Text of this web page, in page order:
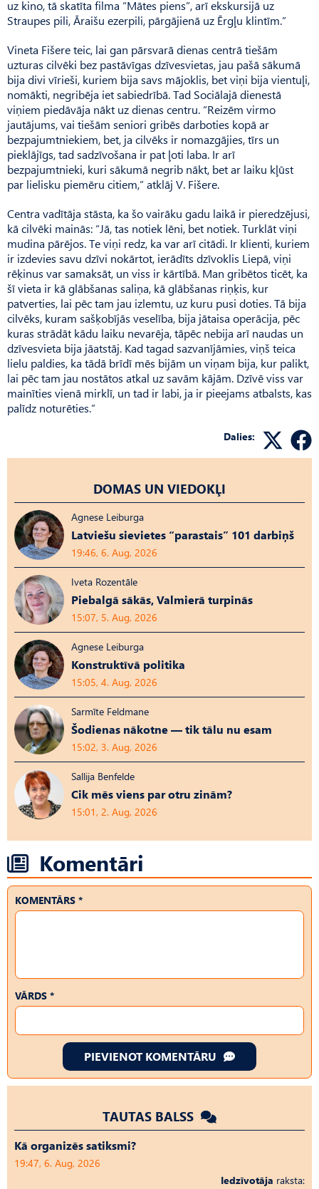
uz kino, tā skatīta filma “Mātes piens”, arī ekskursijā uz
Straupes pili, Āraišu ezerpili, pārgājienā uz Ērgļu klintīm.”
Vineta Fišere teic, lai gan pārsvarā dienas centrā tiešām
uzturas cilvēki bez pastāvīgas dzīvesvietas, jau pašā sākumā
bija divi vīrieši, kuriem bija savs mājoklis, bet viņi bija vientuļi,
nomākti, negribēja iet sabiedrībā. Tad Sociālajā dienestā
viņiem piedāvāja nākt uz dienas centru. “Reizēm virmo
jautājums, vai tiešām seniori gribēs darboties kopā ar
bezpajumtniekiem, bet, ja cilvēks ir nomazgājies, tīrs un
pieklājīgs, tad sadzīvošana ir pat ļoti laba. Ir arī
bezpajumtnieki, kuri sākumā negrib nākt, bet ar laiku kļūst
par lielisku piemēru citiem,” atklāj V. Fišere.
Centra vadītāja stāsta, ka šo vairāku gadu laikā ir pieredzējusi,
kā cilvēki mainās: “Jā, tas notiek lēni, bet notiek. Turklāt viņi
mudina pārējos. Te viņi redz, ka var arī citādi. Ir klienti, kuriem
ir izdevies savu dzīvi nokārtot, ierādīts dzīvoklis Liepā, viņi
rēķinus var samaksāt, un viss ir kārtībā. Man gribētos ticēt, ka
šī vieta ir kā glābšanas saliņa, kā glābšanas riņķis, kur
patverties, lai pēc tam jau izlemtu, uz kuru pusi doties. Tā bija
cilvēks, kuram sašķobījās veselība, bija jātaisa operācija, pēc
kuras strādāt kādu laiku nevarēja, tāpēc nebija arī naudas un
dzīves­vieta bija jāatstāj. Kad tagad sazvanījāmies, viņš teica
lielu paldies, ka tādā brīdī mēs bijām un viņam bija, kur palikt,
lai pēc tam jau nostātos atkal uz savām kājām. Dzīvē viss var
mainīties vienā mirklī, un tad ir labi, ja ir pieejams atbalsts, kas
palīdz noturēties.”
Dalies:
DOMAS UN VIEDOKĻI
Agnese Leiburga
Latviešu sievietes “parastais” 101 darbiņš
19:46, 6. Aug, 2026
Iveta Rozentāle
Piebalgā sākās, Valmierā turpinās
15:07, 5. Aug, 2026
Agnese Leiburga
Konstruktīvā politika
15:05, 4. Aug, 2026
Sarmīte Feldmane
Šodienas nākotne — tik tālu nu esam
15:02, 3. Aug, 2026
Sallija Benfelde
Cik mēs viens par otru zinām?
15:01, 2. Aug, 2026
Komentāri
KOMENTĀRS *
VĀRDS *
PIEVIENOT KOMENTĀRU
TAUTAS BALSS
Kā organizēs satiksmi?
19:47, 6. Aug, 2026
Iedzīvotāja raksta: